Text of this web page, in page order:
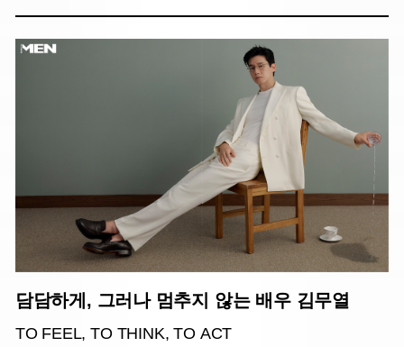
담담하게, 그러나 멈추지 않는 배우 김무열
TO FEEL, TO THINK, TO ACT